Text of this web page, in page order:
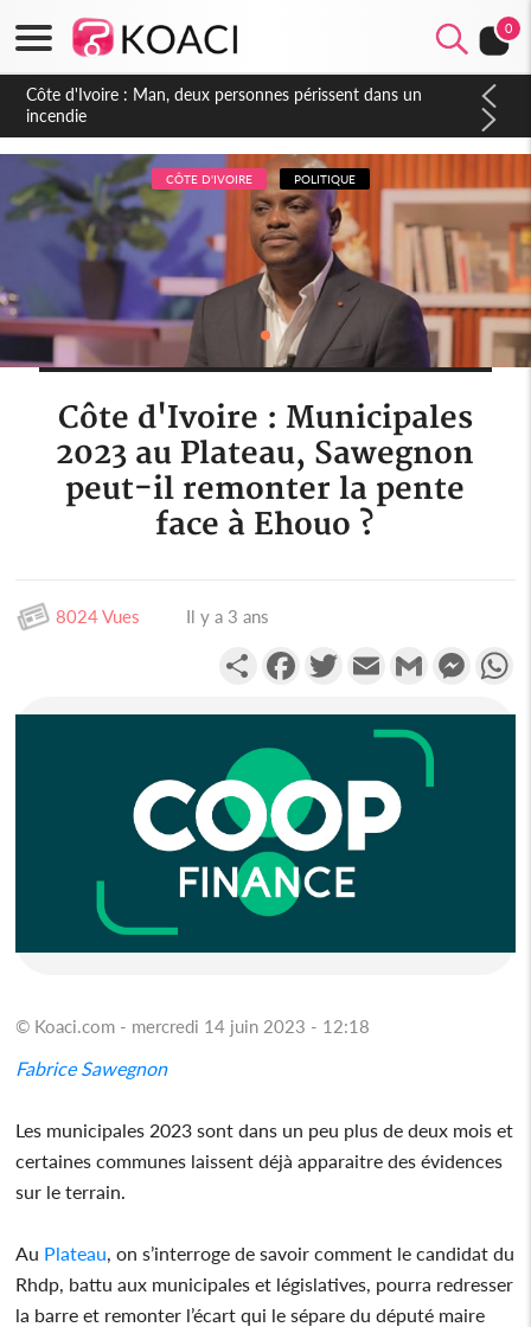
0
Côte d'Ivoire : Séileu, la célébration de la fête nationale
transformée en vaste campagne contre les produits
dépigmentants dangereux
CÔTE D'IVOIRE POLITIQUE
Côte d'Ivoire : Municipales
2023 au Plateau, Sawegnon
peut-il remonter la pente
face à Ehouo ?
8024 Vues Il y a 3 ans
PartagerFacebookTwitterEmail Gmail
© Koaci.com - mercredi 14 juin 2023 - 12:18
Fabrice Sawegnon
Les municipales 2023 sont dans un peu plus de deux mois et
certaines communes laissent déjà apparaitre des évidences
sur le terrain.
Au Plateau , on s’interroge de savoir comment le candidat du
Rhdp, battu aux municipales et législatives, pourra redresser
la barre et remonter l’écart qui le sépare du député maire